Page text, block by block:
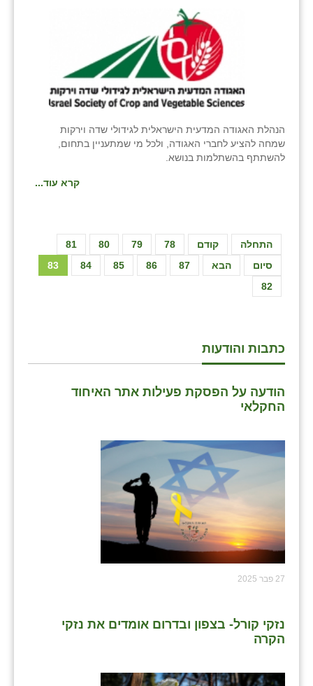
הנהלת האגודה המדעית הישראלית לגידולי שדה וירקות
שמחה להציע לחברי האגודה, ולכל מי שמתעניין בתחום,
להשתתף בהשתלמות בנושא.
קרא עוד...
התחלה קודם 78
79
80
81
82
83 84 85 86 87 הבא סיום
כתבות והודעות
הודעה על הפסקת פעילות אתר האיחוד
החקלאי
27 פבר 2025
נזקי קורל- בצפון ובדרום אומדים את נזקי
הקרה